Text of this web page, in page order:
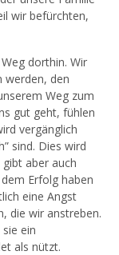
wir befürchten,
dorthin. Wir
werden, den
Weg zum
gut geht, fühlen
vergänglich
sind. Dies wird
gibt aber auch
Erfolg haben
eine Angst
die wir anstreben.
ein
als nützt.